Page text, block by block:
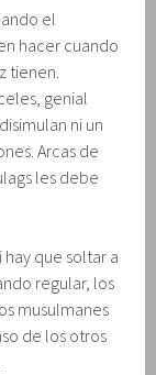
el
hacer cuando
tienen.
genial
ni un
Arcas de
les debe
hay que soltar a
regular, los
musulmanes
de los otros